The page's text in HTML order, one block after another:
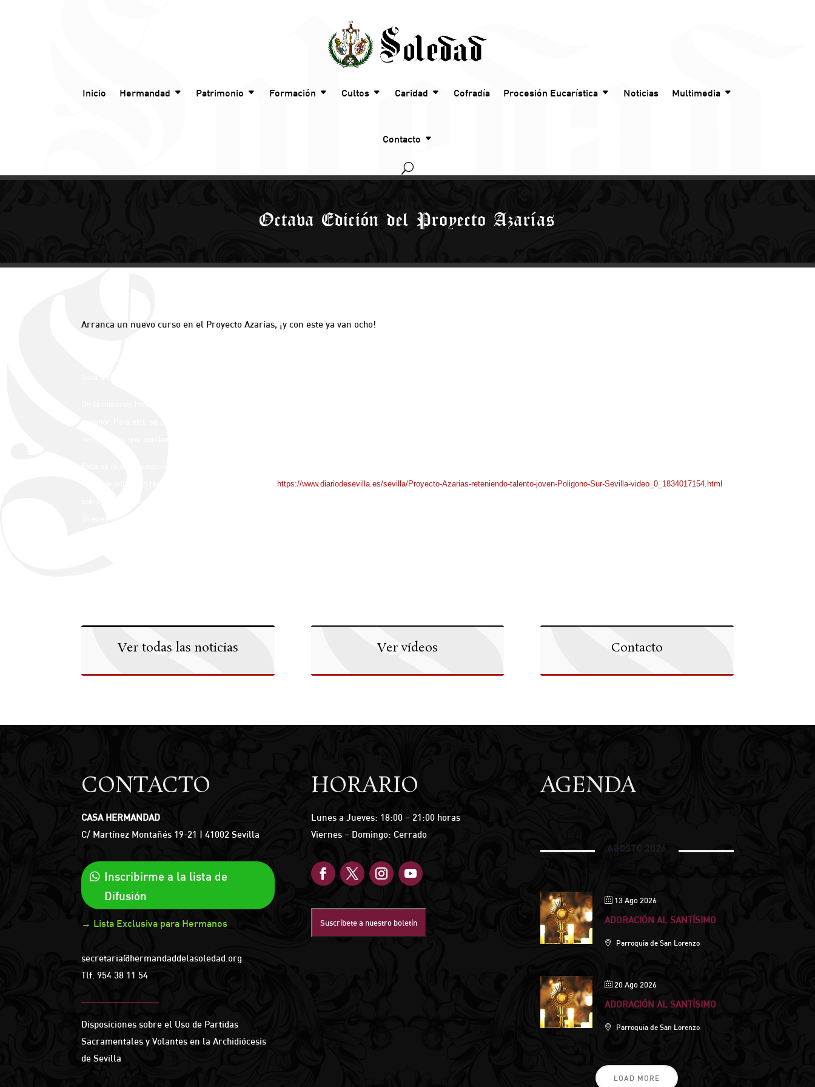
Inicio Hermandad Patrimonio Formación Cultos Caridad Cofradía Procesión Eucarística Noticias Multimedia
Contacto
Octava Edición del Proyecto Azarías
Arranca un nuevo curso en el Proyecto Azarías, ¡y con este ya van ocho!
https://www.diariodesevilla.es/sevilla/Proyecto-Azarias-reteniendo-talento-joven-Poligono-Sur-Sevilla-video_0_ 1834017154.html
Ver todas las noticias Ver vídeos Contacto
CONTACTO
CASA HERMANDAD
C/ Martínez Montañés 19-21 | 41002 Sevilla
Inscribirme a la lista de
Difusión
→ Lista Exclusiva para Hermanos
secretaria@hermandaddelasoledad.org
Tlf. 954 38 11 54
Disposiciones sobre el Uso de Partidas
Sacramentales y Volantes en la Archidiócesis
de Sevilla
HORARIO
Lunes a Jueves: 18:00 – 21:00 horas
Viernes – Domingo: Cerrado
Suscríbete a nuestro boletín
AGENDA
AGOSTO 2026
13 Ago 2026
ADORACIÓN AL SANTÍSIMO
Parroquia de San Lorenzo
20 Ago 2026
ADORACIÓN AL SANTÍSIMO
Parroquia de San Lorenzo
LOAD MORE